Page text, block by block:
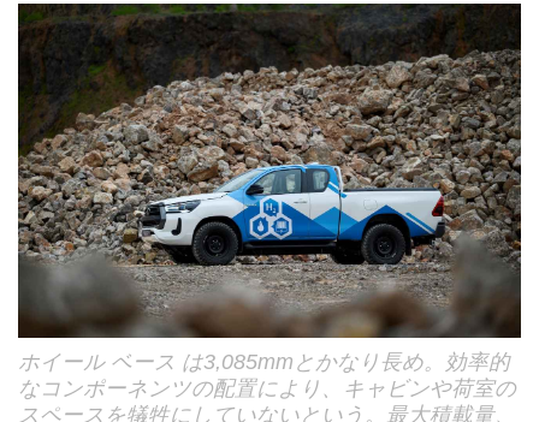
ホイール ベース は3,085mmとかなり長め。効率的
なコンポーネンツの配置により、キャビンや荷室の
スペースを犠牲にしていないという。最大積載量、